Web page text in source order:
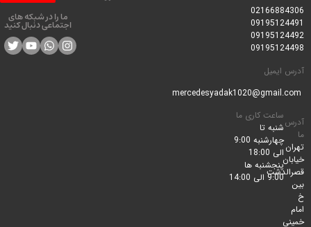
ساعت کاری ما
شنبه تا
چهارشنبه 9:00
الی 18:00
پنجشنبه ها
9:00 الی 14:00
ما را در شبکه های
اجتماعی دنبال کنید